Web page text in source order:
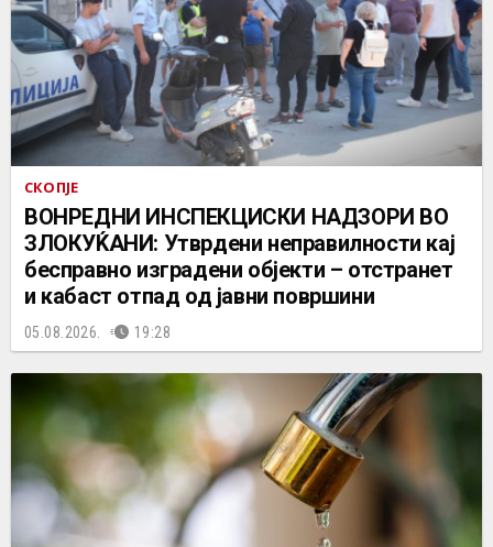
СКОПЈЕ
ВОНРЕДНИ ИНСПЕКЦИСКИ НАДЗОРИ ВО
ЗЛОКУЌАНИ: Утврдени неправилности кај
бесправно изградени објекти – отстранет
и кабаст отпад од јавни површини
05.08.2026. 19:28